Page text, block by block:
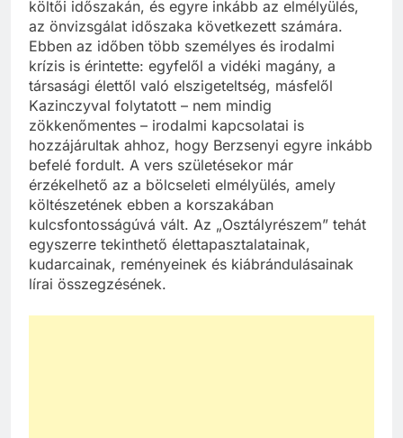
költői időszakán, és egyre inkább az elmélyülés,
az önvizsgálat időszaka következett számára.
Ebben az időben több személyes és irodalmi
krízis is érintette: egyfelől a vidéki magány, a
társasági élettől való elszigeteltség, másfelől
Kazinczyval folytatott – nem mindig
zökkenőmentes – irodalmi kapcsolatai is
hozzájárultak ahhoz, hogy Berzsenyi egyre inkább
befelé fordult. A vers születésekor már
érzékelhető az a bölcseleti elmélyülés, amely
költészetének ebben a korszakában
kulcsfontosságúvá vált. Az „Osztályrészem” tehát
egyszerre tekinthető élettapasztalatainak,
kudarcainak, reményeinek és kiábrándulásainak
lírai összegzésének.